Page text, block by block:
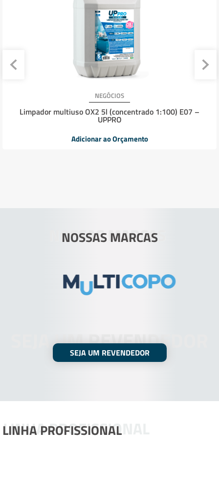
NEGÓCIOS
Limpador multiuso OX2 5l (concentrado 1:100) E07 –
UPPRO
Adicionar ao Orçamento
NOSSAS MARCAS
NOSSAS MARCAS
SEJA UM REVENDEDOR
SEJA UM REVENDEDOR
LINHA PROFISSIONAL
LINHA PROFISSIONAL